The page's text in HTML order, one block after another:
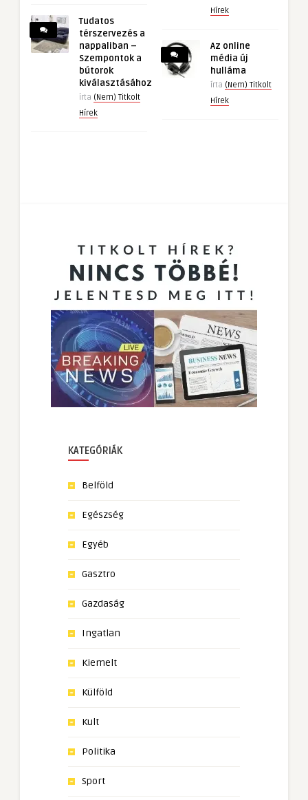
Tudatos
térszervezés a
nappaliban –
Szempontok a
bútorok
kiválasztásához
írta (Nem) Titkolt
Hírek
Hírek
Az online
média új
hulláma
írta (Nem) Titkolt
Hírek
KATEGÓRIÁK
Belföld
Egészség
Egyéb
Gasztro
Gazdaság
Ingatlan
Kiemelt
Külföld
Kult
Politika
Sport